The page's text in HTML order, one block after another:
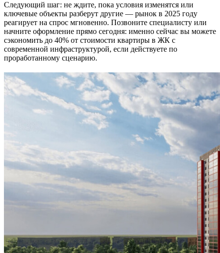
Следующий шаг: не ждите, пока условия изменятся или
ключевые объекты разберут другие — рынок в 2025 году
реагирует на спрос мгновенно. Позвоните специалисту или
начните оформление прямо сегодня: именно сейчас вы можете
сэкономить до 40% от стоимости квартиры в ЖК с
современной инфраструктурой, если действуете по
проработанному сценарию.